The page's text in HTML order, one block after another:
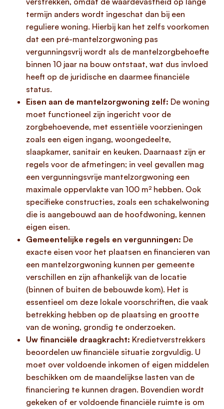
termijn anders wordt ingeschat dan bij een
reguliere woning. Hierbij kan het zelfs voorkomen
dat een pré-mantelzorgwoning pas
vergunningsvrij wordt als de mantelzorgbehoefte
binnen 10 jaar na bouw ontstaat, wat dus invloed
heeft op de juridische en daarmee financiële
status.
Eisen aan de mantelzorgwoning zelf: De woning
moet functioneel zijn ingericht voor de
zorgbehoevende, met essentiële voorzieningen
zoals een eigen ingang, woongedeelte,
slaapkamer, sanitair en keuken. Daarnaast zijn er
regels voor de afmetingen; in veel gevallen mag
een vergunningsvrije mantelzorgwoning een
maximale oppervlakte van 100 m² hebben. Ook
specifieke constructies, zoals een schakelwoning
die is aangebouwd aan de hoofdwoning, kennen
eigen eisen.
Gemeentelijke regels en vergunningen: De
exacte eisen voor het plaatsen en financieren van
een mantelzorgwoning kunnen per gemeente
verschillen en zijn afhankelijk van de locatie
(binnen of buiten de bebouwde kom). Het is
essentieel om deze lokale voorschriften, die vaak
betrekking hebben op de plaatsing en grootte
van de woning, grondig te onderzoeken.
Uw financiële draagkracht: Kredietverstrekkers
beoordelen uw financiële situatie zorgvuldig. U
moet over voldoende inkomen of eigen middelen
beschikken om de maandelijkse lasten van de
financiering te kunnen dragen. Bovendien wordt
gekeken of er voldoende financiële ruimte is om